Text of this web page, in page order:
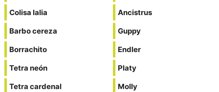
Colisa lalia
Barbo cereza
Borrachito
Tetra neón
Tetra cardenal
Ancistrus
Guppy
Endler
Platy
Molly